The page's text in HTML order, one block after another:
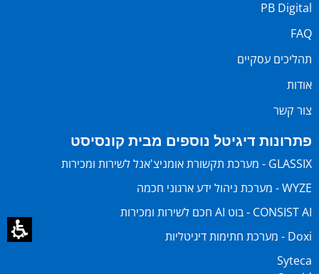
PB Digital
FAQ
תהליכים עסקיים
אודות
צור קשר
פתרונות דיגיטל נוספים מבית קונסיסט
GLASSIX - מערכת תקשורת אומניצ'אנל לשירות ומכירות
WYZE - מערכת ניהול ידע ארגוני חכמה
CONSIST AI - בוט AI חכם לשירות ומכירות
Doxi - מערכת חתימות דיגיטליות
Syteca